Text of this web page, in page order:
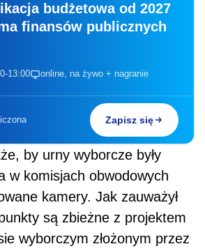
budżetowa od 2027
finansów publicznych
13:00 online, na żywo + nagranie
Zapisz się
by urny wyborcze były
w komisjach obwodowych
kamery. Jak zauważył
są zbieżne z projektem
wyborczym złożonym przez